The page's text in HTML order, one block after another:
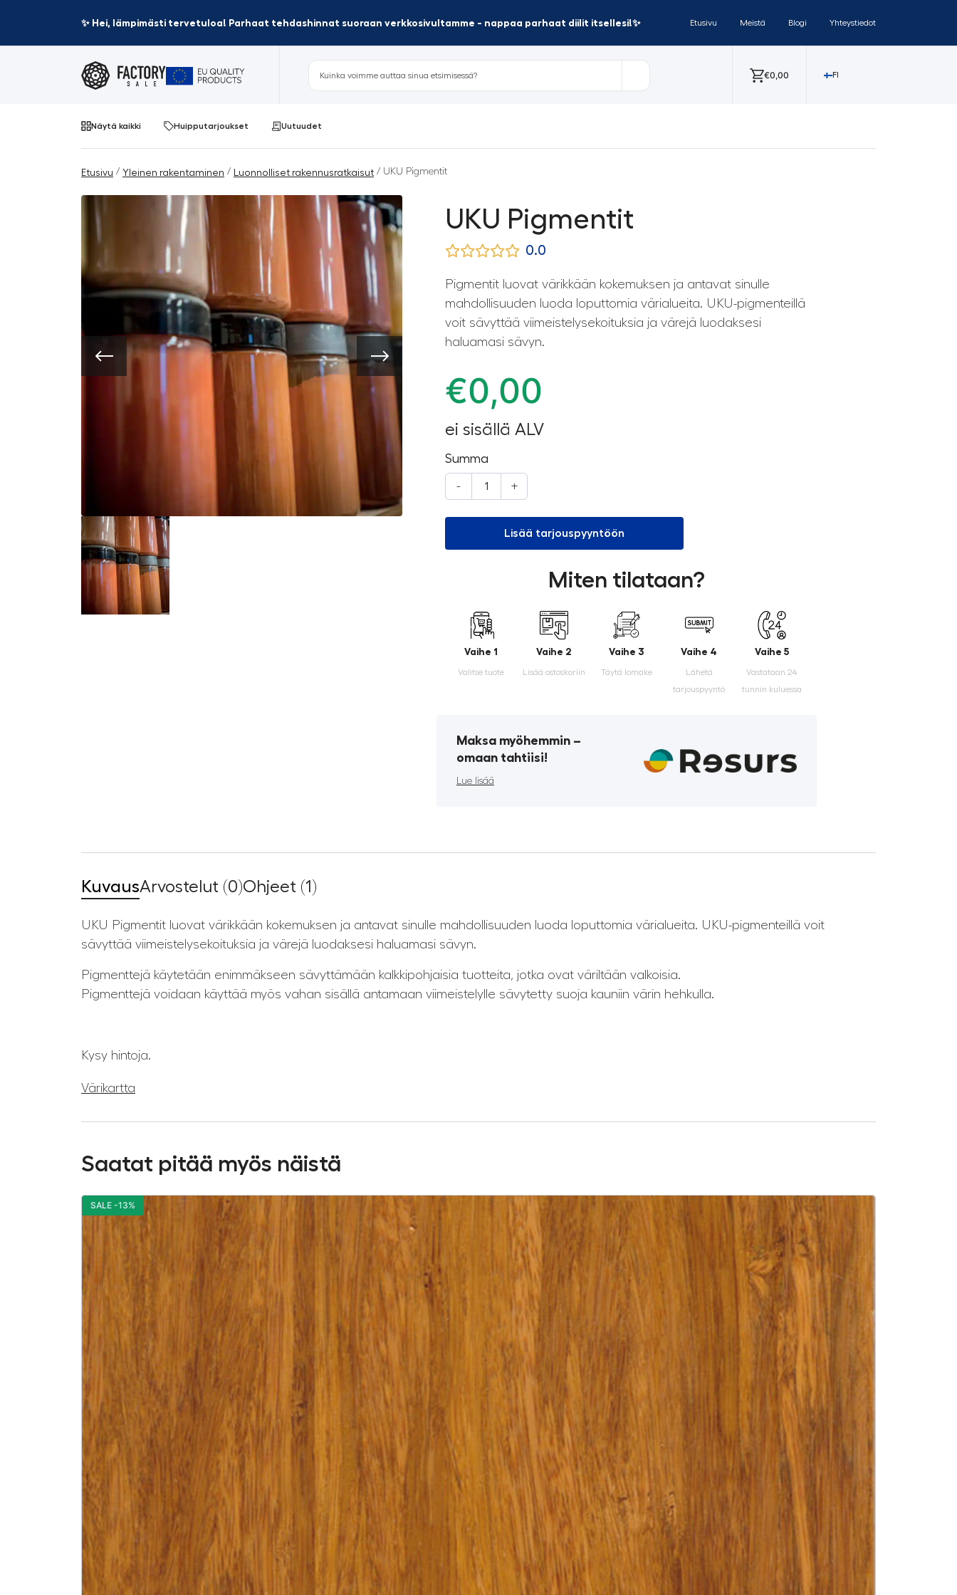
✨ Hei, lämpimästi tervetuloa! Parhaat tehdashinnat suoraan verkkosivultamme - nappaa parhaat diilit itsellesi!✨ Etusivu Meistä Blogi Yhteystiedot
€0,00 FI
Näytä kaikki Huipputarjoukset Uutuudet
Etusivu / Yleinen rakentaminen / Luonnolliset rakennusratkaisut / UKU Pigmentit
UKU Pigmentit
0.0
Pigmentit luovat värikkään kokemuksen ja antavat sinulle
mahdollisuuden luoda loputtomia värialueita. UKU-pigmenteillä
voit sävyttää viimeistelysekoituksia ja värejä luodaksesi
haluamasi sävyn.
€0,00
ei sisällä ALV
Summa
- +
Lisää tarjouspyyntöön
Miten tilataan?
Vaihe 1
Valitse tuote
Vaihe 2
Lisää ostoskoriin
Vaihe 3
Täytä lomake
Vaihe 4
Lähetä
tarjouspyyntö
Vaihe 5
Vastataan 24
tunnin kuluessa
Maksa myöhemmin ­–
omaan tahtiisi!
Lue lisää
KuvausArvostelut (0)Ohjeet (1)
UKU Pigmentit luovat värikkään kokemuksen ja antavat sinulle mahdollisuuden luoda loputtomia värialueita. UKU-pigmenteillä voit
sävyttää viimeistelysekoituksia ja värejä luodaksesi haluamasi sävyn.
Pigmenttejä käytetään enimmäkseen sävyttämään kalkkipohjaisia ​​tuotteita, jotka ovat väriltään valkoisia.
Pigmenttejä voidaan käyttää myös vahan sisällä antamaan viimeistelylle sävytetty suoja kauniin värin hehkulla.
Kysy hintoja.
Värikartta
Saatat pitää myös näistä
SALE -13%